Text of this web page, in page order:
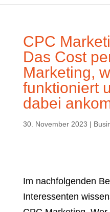
CPC
Das Cost
Marketing,
funktioniert
dabei
30. November 2023 |
Im nachfolgenden
Interessenten